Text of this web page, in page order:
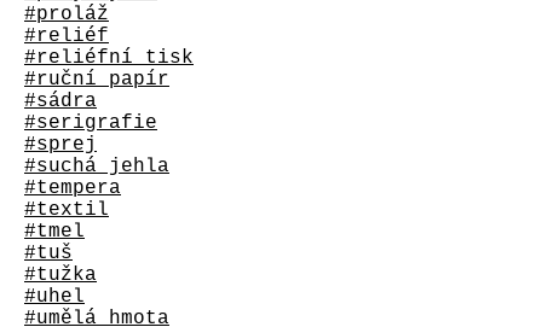
#proláž
#reliéf
#reliéfní tisk
#ruční papír
#sádra
#serigrafie
#sprej
#suchá jehla
#tempera
#textil
#tmel
#tuš
#tužka
#uhel
#umělá hmota